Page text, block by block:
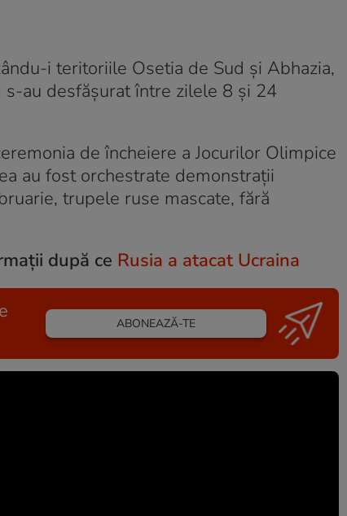
i teritoriile Osetia de Sud și Abhazia,
au desfășurat între zilele 8 și 24
de încheiere a Jocurilor Olimpice
au fost orchestrate demonstrații
trupele ruse mascate, fără
după ce Rusia a atacat Ucraina
ABONEAZĂ-TE